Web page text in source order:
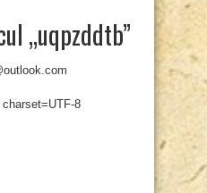
„uqpzddtb”
8